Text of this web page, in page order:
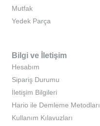
Mutfak
Yedek Parça
Bilgi ve İletişim
Hesabım
Sipariş Durumu
İletişim Bilgileri
Hario ile Demleme Metodları
Kullanım Kılavuzları